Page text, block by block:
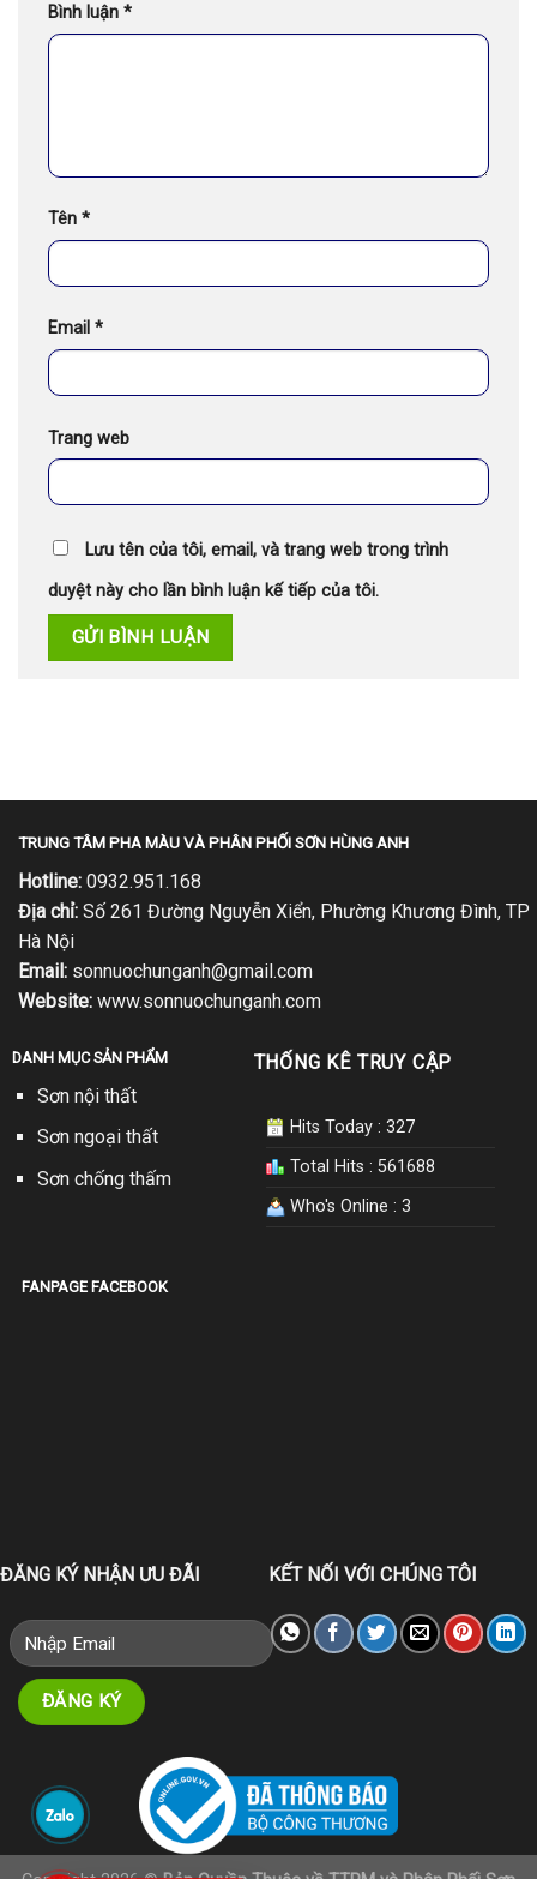
Bình luận *
Tên *
Email *
Trang web
Lưu tên của tôi, email, và trang web trong trình
duyệt này cho lần bình luận kế tiếp của tôi.
TRUNG TÂM PHA MÀU VÀ PHÂN PHỐI SƠN HÙNG ANH
Hotline: 0932.951.168
Địa chỉ: Số 261 Đường Nguyễn Xiển, Phường Khương Đình, TP
Hà Nội
Email: sonnuochunganh@gmail.com
Website: www.sonnuochunganh.com
DANH MỤC SẢN PHẨM
Sơn nội thất
Sơn ngoại thất
Sơn chống thấm
THỐNG KÊ TRUY CẬP
Hits Today : 327
Total Hits : 561688
Who's Online : 3
FANPAGE FACEBOOK
ĐĂNG KÝ NHẬN ƯU ĐÃI KẾT NỐI VỚI CHÚNG TÔI